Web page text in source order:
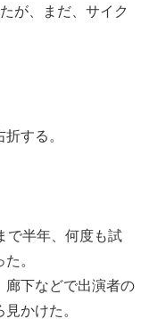
が、まだ、サイク
する。
で半年、何度も試
。
廊下などで出演者の
かけた。